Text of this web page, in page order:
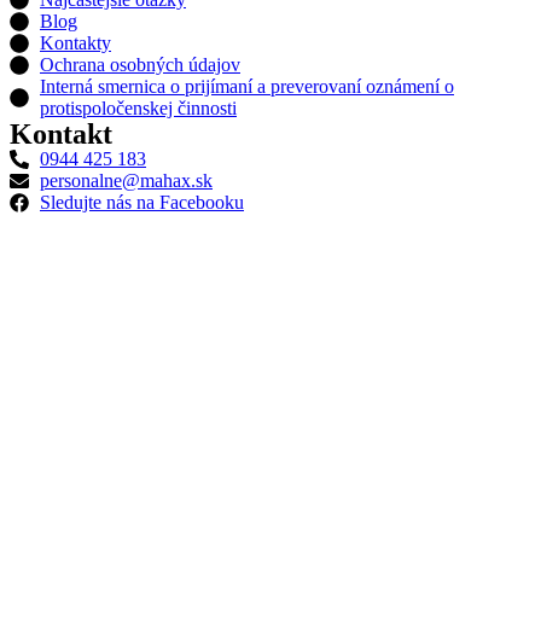
Blog
Kontakty
Ochrana osobných údajov
Interná smernica o prijímaní a preverovaní oznámení o
protispoločenskej činnosti
Kontakt
0944 425 183
personalne@mahax.sk
Sledujte nás na Facebooku